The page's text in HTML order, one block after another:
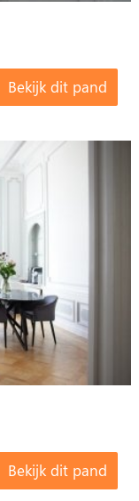
Bekijk dit pand
Bekijk dit pand